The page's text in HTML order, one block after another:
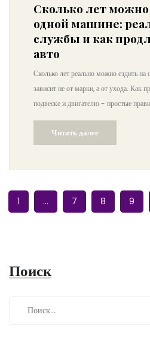
Сколько лет можно
одной машине:
службы и как
авто
Сколько лет реально можно ездить
зависит не от марки, а от ухода. Как
подвеске и двигателю - простые
России.
Читать далее
1 … 7 8 9
Поиск